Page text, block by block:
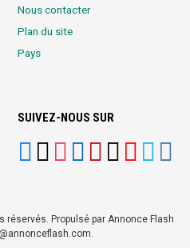
Nous contacter
Plan du site
Pays
SUIVEZ-NOUS SUR
réservés. Propulsé par Annonce Flash